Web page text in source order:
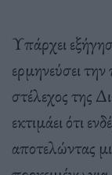
Υπάρχει
ερμηνεύσει
στέλεχος της
εκτιμάει ότι
αποτελώντας